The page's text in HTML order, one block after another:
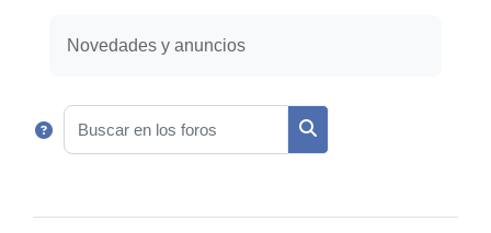
Novedades y anuncios
Buscar en los foros
Buscar en los foros